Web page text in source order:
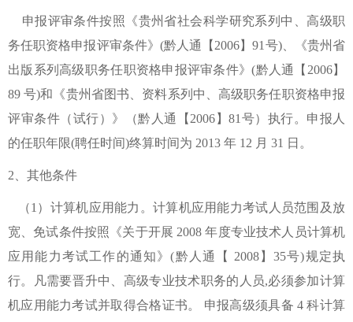
申报评审条件按照《贵州省社会科学研究系列中、高级职
务任职资格申报评审条件》(黔人通【2006】91号)、《贵州省
出版系列高级职务任职资格申报评审条件》(黔人通【2006】
89 号)和《贵州省图书、资料系列中、高级职务任职资格申报
评审条件（试行）》（黔人通【2006】81号）执行。申报人
的任职年限(聘任时间)终算时间为 2013 年 12 月 31 日。
2、其他条件
（1）计算机应用能力。计算机应用能力考试人员范围及放
宽、免试条件按照《关于开展 2008 年度专业技术人员计算机
应用能力考试工作的通知》(黔人通【 2008】35号)规定执
行。凡需要晋升中、高级专业技术职务的人员,必须参加计算
机应用能力考试并取得合格证书。 申报高级须具备 4 科计算